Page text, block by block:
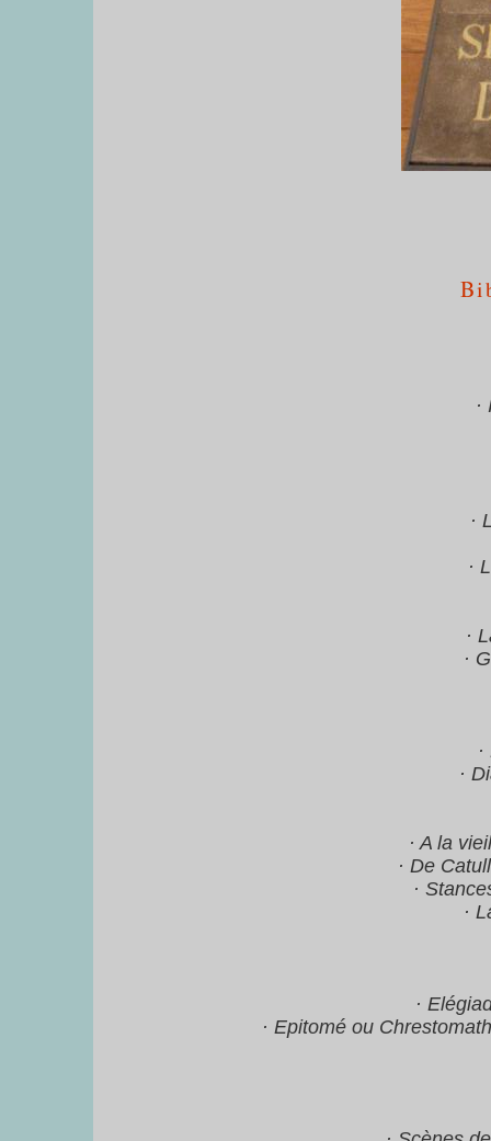
·
·
·
·
·
· A la
· De
·
·
·
· Epitomé ou